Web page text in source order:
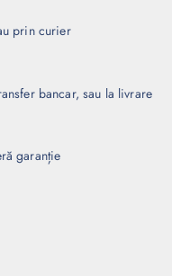
prin curier
bancar, sau la livrare
garanție